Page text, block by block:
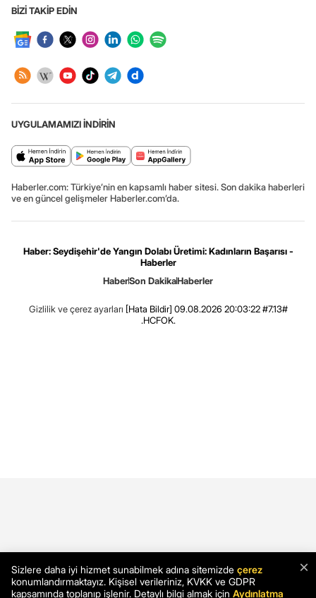
BİZİ TAKİP EDİN
UYGULAMAMIZI İNDİRİN
Haberler.com: Türkiye’nin en kapsamlı haber sitesi. Son dakika haberleri
ve en güncel gelişmeler Haberler.com’da.
Haber: Seydişehir'de Yangın Dolabı Üretimi: Kadınların Başarısı -
Haberler
HaberSon DakikaHaberler
Gizlilik ve çerez ayarları [Hata Bildir] 09.08.2026 20:03:22 #7.13#
.HCFOK.
×
Sizlere daha iyi hizmet sunabilmek adına sitemizde çerez
konumlandırmaktayız. Kişisel verileriniz, KVKK ve GDPR
kapsamında toplanıp işlenir. Detaylı bilgi almak için Aydınlatma